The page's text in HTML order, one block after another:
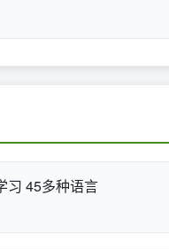
习 45多种语言